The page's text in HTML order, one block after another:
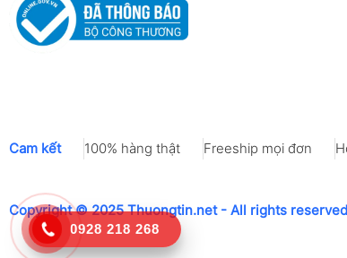
Cam kết 100% hàng thật Freeship mọi đơn
Copyright © 2025 Thuongtin.net - All rights reserved
0928 218 268